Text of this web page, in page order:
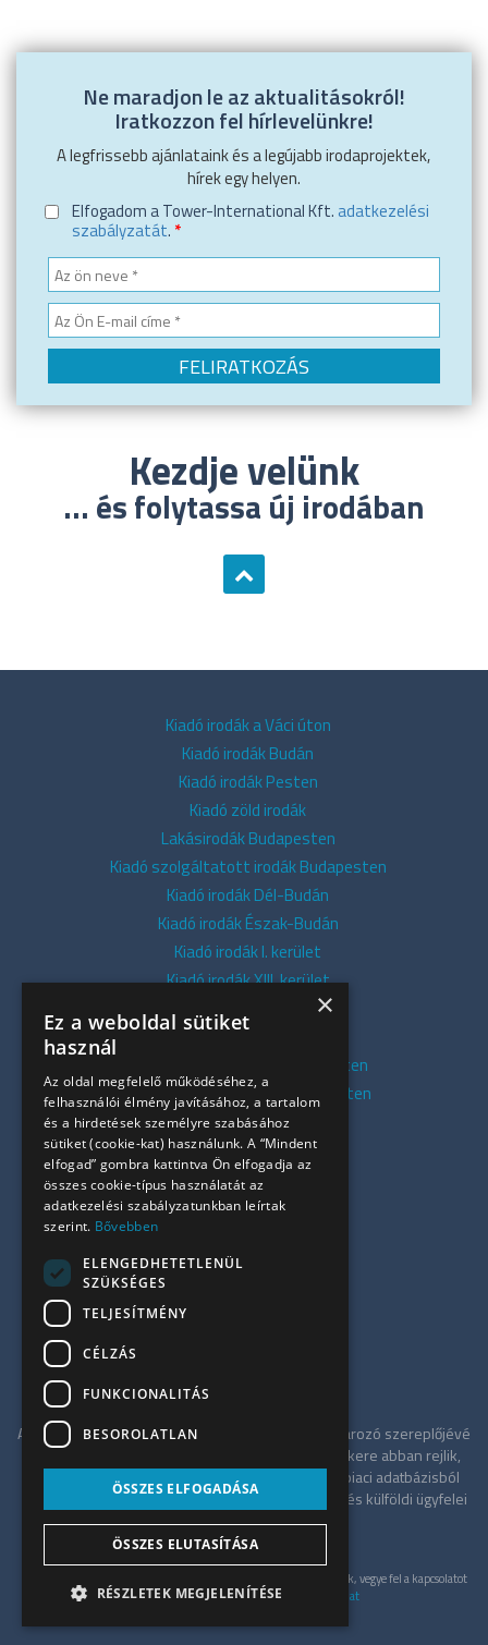
Ne maradjon le az aktualitásokról!
Iratkozzon fel hírlevelünkre!
A legfrissebb ajánlataink és a legújabb irodaprojektek,
hírek egy helyen.
Elfogadom a Tower-International Kft. adatkezelési
szabályzatát. *
Kezdje velünk
... és folytassa új irodában
Kiadó irodák a Váci úton
Kiadó irodák Budán
Kiadó irodák Pesten
Kiadó zöld irodák
Lakásirodák Budapesten
Kiadó szolgáltatott irodák Budapesten
Kiadó irodák Dél-Budán
Kiadó irodák Észak-Budán
Kiadó irodák I. kerület
Kiadó irodák XIII. kerület
Kiadó irodák V. kerület
Kiadó irodák XI. kerület
Kiadó belvárosi irodák Budapesten
Kiadó presztízs irodák Budapesten
Kiadó azonnali irodák
Összes iroda
Szolgáltatásaink
Referenciák
Irodapiaci hírek
+36 30 949 9709
Az ÚjIroda a Tower-International tagjaként meghatározó szereplőjévé
vált a budapesti irodapiacnak. Szolgáltatásának sikere abban rejlik,
hogy független tanácsadóként a teljes irodaház-piaci adatbázisból
merítve a legkedvezőbb alkupozíciót kínálja hazai és külföldi ügyfelei
számára.
© UjIroda 2026. Minden jog fenntartva. Konkrét ajánlatért, kérjük, vegye fel a kapcsolatot
velünk személyesen.Adatkezelési szabályzat
×
Ez a weboldal sütiket
használ
Az oldal megfelelő működéséhez, a
felhasználói élmény javításához, a tartalom
és a hirdetések személyre szabásához
sütiket (cookie-kat) használunk. A “Mindent
elfogad” gombra kattintva Ön elfogadja az
összes cookie-típus használatát az
adatkezelési szabályzatunkban leírtak
szerint. Bővebben
ELENGEDHETETLENÜL
SZÜKSÉGES
TELJESÍTMÉNY
CÉLZÁS
FUNKCIONALITÁS
BESOROLATLAN
ÖSSZES ELFOGADÁSA
ÖSSZES ELUTASÍTÁSA
RÉSZLETEK MEGJELENÍTÉSE